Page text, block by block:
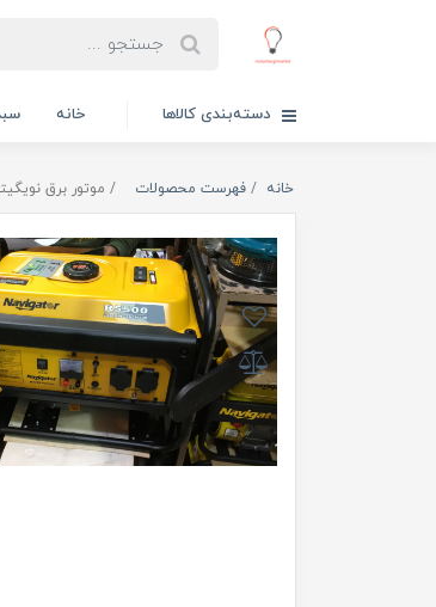
دسته‌بندی کالاها خانه
خانه فهرست محصولات موتور برق نویگیتور